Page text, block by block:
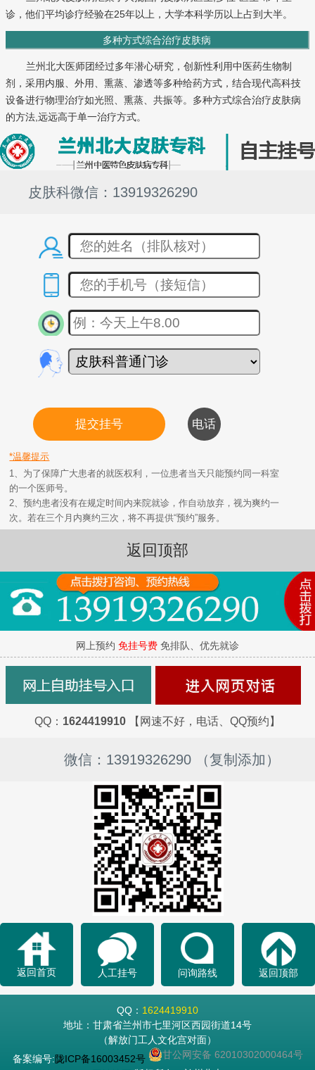
诊，他们平均诊疗经验在25年以上，大学本科学历以上占到大半。
多种方式综合治疗皮肤病
兰州北大医师团经过多年潜心研究，创新性利用中医药生物制
剂，采用内服、外用、熏蒸、渗透等多种给药方式，结合现代高科技
设备进行物理治疗如光照、熏蒸、共振等。多种方式综合治疗皮肤病
的方法,远远高于单一治疗方式。
皮肤科微信：13919326290
*温馨提示
1、为了保障广大患者的就医权利，一位患者当天只能预约同一科室
的一个医师号。
2、预约患者没有在规定时间内来院就诊，作自动放弃，视为爽约一
次。若在三个月内爽约三次，将不再提供“预约”服务。
返回顶部
网上预约 免挂号费 免排队、优先就诊
QQ： 1624419910 【网速不好，电话、QQ预约】
微信：13919326290 （复制添加）
返回首页 人工挂号 问询路线 返回顶部
QQ： 1624419910
地址：甘肃省兰州市七里河区西园街道14号
（解放门工人文化宫对面）
备案编号:陇ICP备16003452号
甘公网安备 62010302000464号